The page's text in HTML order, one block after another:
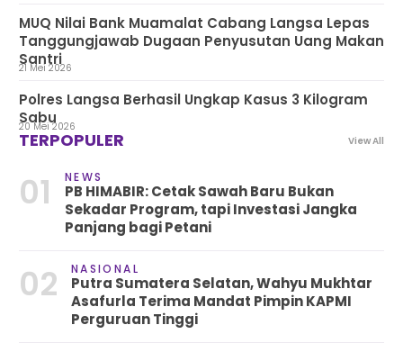
MUQ Nilai Bank Muamalat Cabang Langsa Lepas
Tanggungjawab Dugaan Penyusutan Uang Makan
Santri
21 Mei 2026
Polres Langsa Berhasil Ungkap Kasus 3 Kilogram
Sabu20 Mei 2026
TERPOPULER View All
01 NEWS
PB HIMABIR: Cetak Sawah Baru Bukan
Sekadar Program, tapi Investasi Jangka
Panjang bagi Petani
02 NASIONAL
Putra Sumatera Selatan, Wahyu Mukhtar
Asafurla Terima Mandat Pimpin KAPMI
Perguruan Tinggi